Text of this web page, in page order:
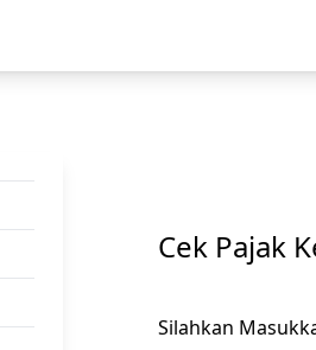
Cek Pajak
Silahkan